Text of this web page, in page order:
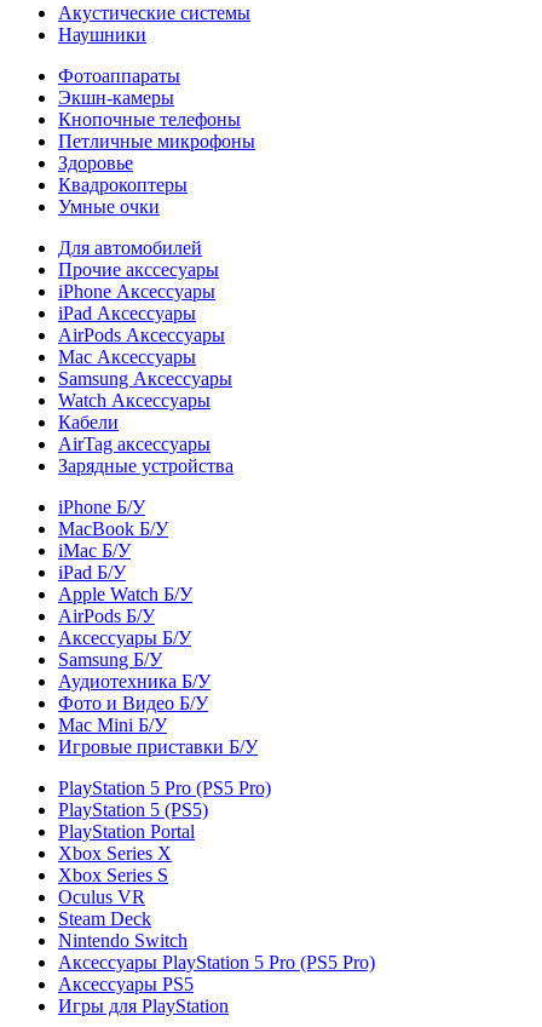
Акустические системы
Наушники
Фотоаппараты
Экшн-камеры
Кнопочные телефоны
Петличные микрофоны
Здоровье
Квадрокоптеры
Умные очки
Для автомобилей
Прочие акссесуары
iPhone Аксессуары
iPad Аксессуары
AirPods Аксессуары
Mac Аксессуары
Samsung Аксессуары
Watch Аксессуары
Кабели
AirTag аксессуары
Зарядные устройства
iPhone Б/У
MacBook Б/У
iMac Б/У
iPad Б/У
Apple Watch Б/У
AirPods Б/У
Аксессуары Б/У
Samsung Б/У
Аудиотехника Б/У
Фото и Видео Б/У
Mac Mini Б/У
Игровые приставки Б/У
PlayStation 5 Pro (PS5 Pro)
PlayStation 5 (PS5)
PlayStation Portal
Xbox Series X
Xbox Series S
Oculus VR
Steam Deck
Nintendo Switch
Аксессуары PlayStation 5 Pro (PS5 Pro)
Аксессуары PS5
Игры для PlayStation